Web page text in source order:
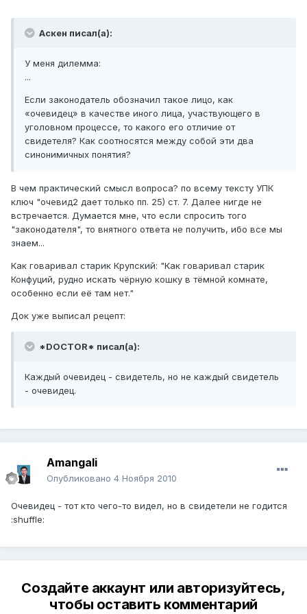
Аскен писал(а):
У меня дилемма:
...
Если законодатель обозначил такое лицо, как
«очевидец» в качестве иного лица, участвующего в
уголовном процессе, то какого его отличие от
свидетеля? Как соотносятся между собой эти два
синонимичных понятия?
В чем практический смысл вопроса? по всему тексту УПК
ключ "очевид2 дает только пп. 25) ст. 7. Далее нигде не
встречается. Думается мне, что если спросить того
"законодателя", то внятного ответа не получить, ибо все мы
знаем...
Как говаривал старик Крупский: "Как говаривал старик
Конфуций, рудно искать чёрную кошку в тёмной комнате,
особенно если её там нет."
Док уже выписал рецепт:
*DOCTOR* писал(а):
Каждый очевидец - свидетель, но не каждый свидетель
- очевидец.
Amangali
Опубликовано 4 Ноября 2010
Очевидец - тот кто чего-то видел, но в свидетели не годится
:shuffle:
Создайте аккаунт или авторизуйтесь,
чтобы оставить комментарий